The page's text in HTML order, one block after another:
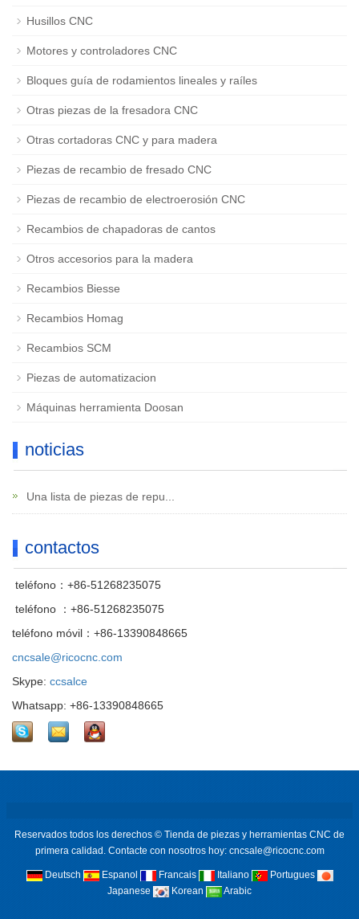
Husillos CNC
Motores y controladores CNC
Bloques guía de rodamientos lineales y raíles
Otras piezas de la fresadora CNC
Otras cortadoras CNC y para madera
Piezas de recambio de fresado CNC
Piezas de recambio de electroerosión CNC
Recambios de chapadoras de cantos
Otros accesorios para la madera
Recambios Biesse
Recambios Homag
Recambios SCM
Piezas de automatizacion
Máquinas herramienta Doosan
noticias
Una lista de piezas de repu...
contactos
teléfono：+86-51268235075
teléfono ：+86-51268235075
teléfono móvil：+86-13390848665
cncsale@ricocnc.com
Skype: ccsalce
Whatsapp: +86-13390848665
Reservados todos los derechos © Tienda de piezas y herramientas CNC de
primera calidad. Contacte con nosotros hoy: cncsale@ricocnc.com
Deutsch Espanol Francais Italiano
Portugues
Japanese
Korean Arabic